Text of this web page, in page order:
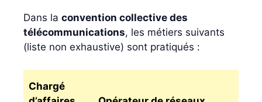
Dans la convention collective des
télécommunications, les métiers suivants
(liste non exhaustive) sont pratiqués :
Chargé